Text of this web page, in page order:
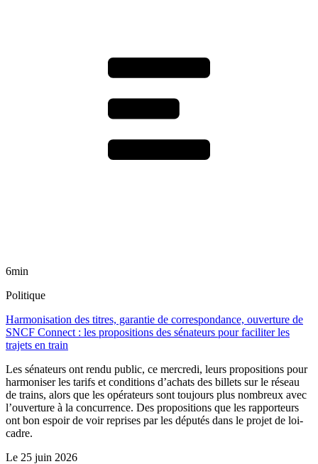
6min
Politique
Harmonisation des titres, garantie de correspondance, ouverture de
SNCF Connect : les propositions des sénateurs pour faciliter les
trajets en train
Les sénateurs ont rendu public, ce mercredi, leurs propositions pour
harmoniser les tarifs et conditions d’achats des billets sur le réseau
de trains, alors que les opérateurs sont toujours plus nombreux avec
l’ouverture à la concurrence. Des propositions que les rapporteurs
ont bon espoir de voir reprises par les députés dans le projet de loi-
cadre.
Le 25 juin 2026